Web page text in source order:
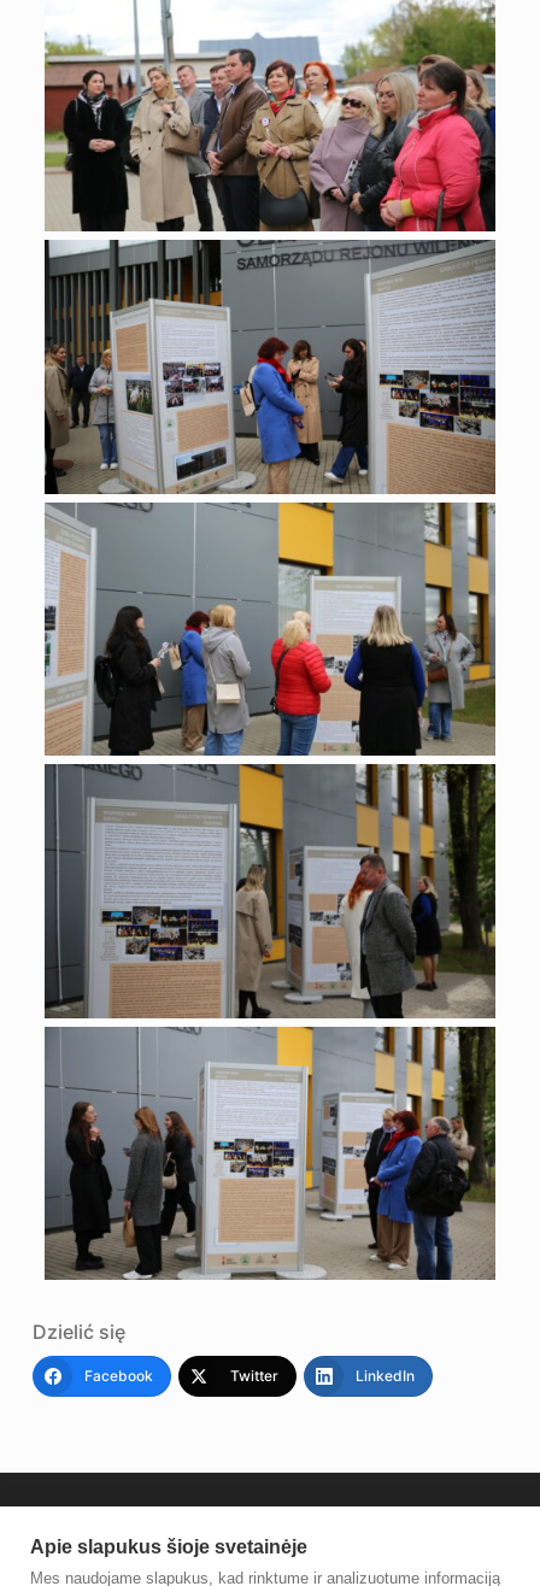
Dzielić się
Facebook Twitter LinkedIn
Apie slapukus šioje svetainėje
Mes naudojame slapukus, kad rinktume ir analizuotume informaciją